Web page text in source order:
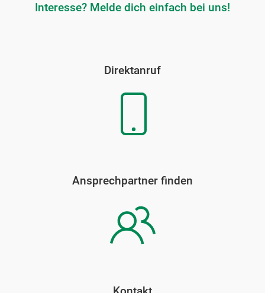
Interesse? Melde dich einfach bei uns!
Direktanruf
Ansprechpartner finden